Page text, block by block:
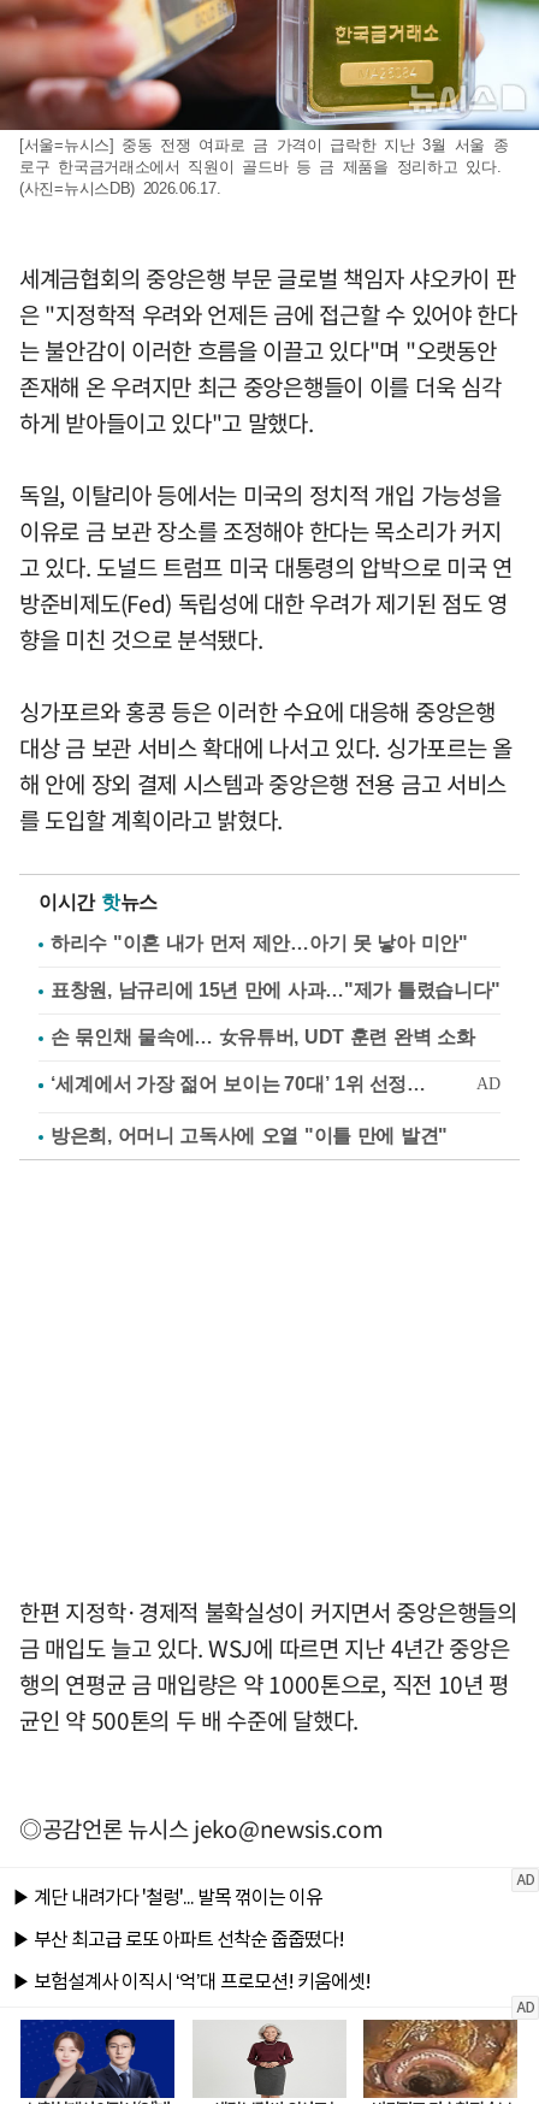
[서울=뉴시스] 중동 전쟁 여파로 금 가격이 급락한 지난 3월 서울 종
로구 한국금거래소에서 직원이 골드바 등 금 제품을 정리하고 있다.
(사진=뉴시스DB) 2026.06.17.
세계금협회의 중앙은행 부문 글로벌 책임자 샤오카이 판
은 "지정학적 우려와 언제든 금에 접근할 수 있어야 한다
는 불안감이 이러한 흐름을 이끌고 있다"며 "오랫동안
존재해 온 우려지만 최근 중앙은행들이 이를 더욱 심각
하게 받아들이고 있다"고 말했다.
독일, 이탈리아 등에서는 미국의 정치적 개입 가능성을
이유로 금 보관 장소를 조정해야 한다는 목소리가 커지
고 있다. 도널드 트럼프 미국 대통령의 압박으로 미국 연
방준비제도(Fed) 독립성에 대한 우려가 제기된 점도 영
향을 미친 것으로 분석됐다.
싱가포르와 홍콩 등은 이러한 수요에 대응해 중앙은행
대상 금 보관 서비스 확대에 나서고 있다. 싱가포르는 올
해 안에 장외 결제 시스템과 중앙은행 전용 금고 서비스
를 도입할 계획이라고 밝혔다.
이시간 핫뉴스
하리수 "이혼 내가 먼저 제안…아기 못 낳아 미안"
표창원, 남규리에 15년 만에 사과…"제가 틀렸습니다"
손 묶인채 물속에… 女유튜버, UDT 훈련 완벽 소화
방은희, 어머니 고독사에 오열 "이틀 만에 발견"
한편 지정학·경제적 불확실성이 커지면서 중앙은행들의
금 매입도 늘고 있다. WSJ에 따르면 지난 4년간 중앙은
행의 연평균 금 매입량은 약 1000톤으로, 직전 10년 평
균인 약 500톤의 두 배 수준에 달했다.
◎공감언론 뉴시스jeko@newsis.com